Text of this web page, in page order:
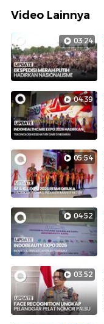
Video Lainnya
03:24
04:39
05:54
04:52
03:52